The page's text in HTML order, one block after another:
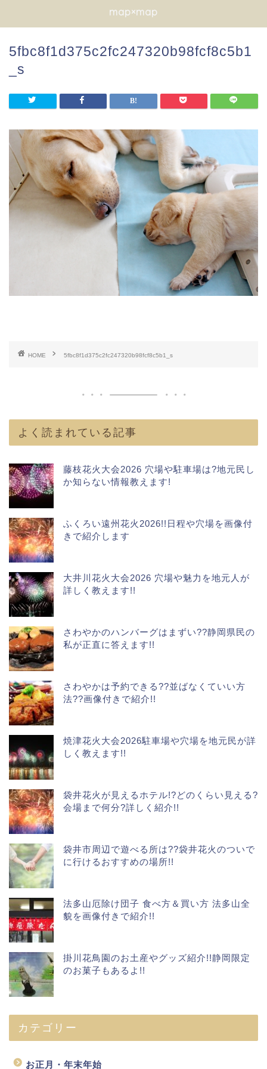
map×map
5fbc8f1d375c2fc247320b98fcf8c5b1
_s
HOME 5fbc8f1d375c2fc247320b98fcf8c5b1_s
よく読まれている記事
藤枝花火大会2026 穴場や駐車場は?地元民し
か知らない情報教えます!
ふくろい遠州花火2026!!日程や穴場を画像付
きで紹介します
大井川花火大会2026 穴場や魅力を地元人が
詳しく教えます!!
さわやかのハンバーグはまずい??静岡県民の
私が正直に答えます!!
さわやかは予約できる??並ばなくていい方
法??画像付きで紹介!!
焼津花火大会2026駐車場や穴場を地元民が詳
しく教えます!!
袋井花火が見えるホテル!?どのくらい見える?
会場まで何分?詳しく紹介!!
袋井市周辺で遊べる所は??袋井花火のついで
に行けるおすすめの場所!!
法多山厄除け団子 食べ方＆買い方 法多山全
貌を画像付きで紹介!!
掛川花鳥園のお土産やグッズ紹介!!静岡限定
のお菓子もあるよ!!
カテゴリー
お正月・年末年始